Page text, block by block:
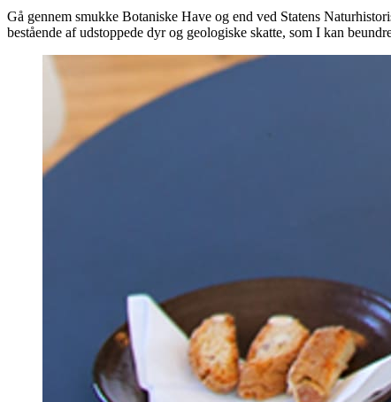
Gå gennem smukke Botaniske Have og end ved Statens
bestående af udstoppede dyr og geologiske skatte, som I kan